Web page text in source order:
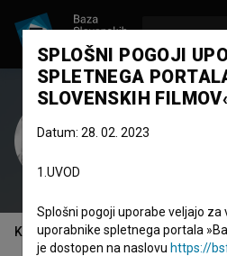
Niko
Kazalo
SPLOŠNI POGOJI
SPLETNEGA
SLOVENSKIH
Datum: 28. 02. 2023
1.UVOD
Splošni pogoji uporabe veljajo za
uporabnike spletnega portala
je dostopen na naslovu https://